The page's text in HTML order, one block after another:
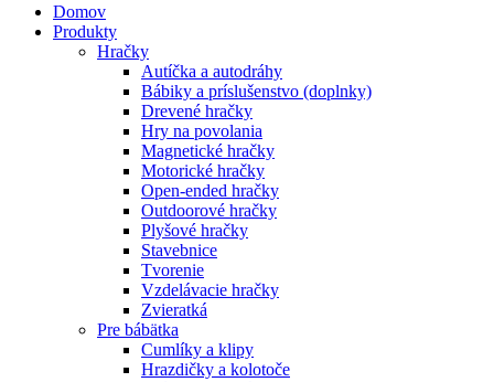
Domov
Produkty
Hračky
Autíčka a autodráhy
Bábiky a príslušenstvo (doplnky)
Drevené hračky
Hry na povolania
Magnetické hračky
Motorické hračky
Open-ended hračky
Outdoorové hračky
Plyšové hračky
Stavebnice
Tvorenie
Vzdelávacie hračky
Zvieratká
Pre bábätka
Cumlíky a klipy
Hrazdičky a kolotoče